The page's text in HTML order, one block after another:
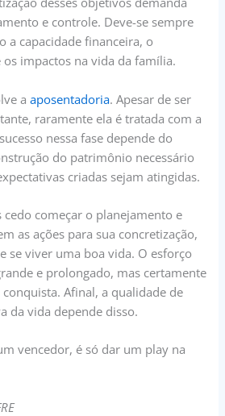
e controle. Deve-se sempre
a capacidade financeira, o
impactos na vida da família.
aaposentadoria. Apesar de ser
raramente ela é tratada com a
nessa fase depende do
do patrimônio necessário
criadas sejam atingidas.
começar o planejamento e
as ações para sua concretização,
se viver uma boa vida. O esforço
e prolongado, mas certamente
Afinal, a qualidade de
da vida depende disso.
vencedor, é só dar um play na